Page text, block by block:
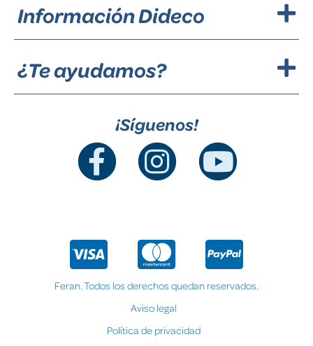
Información Dideco
¿Te ayudamos?
¡Síguenos!
Feran. Todos los derechos quedan reservados.
Aviso legal
Política de privacidad